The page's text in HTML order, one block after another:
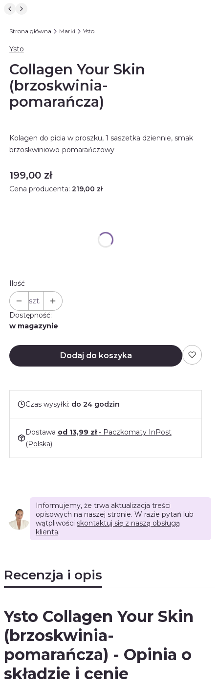
Strona główna Marki Ysto
Ysto
Collagen Your Skin
(brzoskwinia-
pomarańcza)
Kolagen do picia w proszku, 1 saszetka dziennie, smak
brzoskwiniowo-pomarańczowy
Cena
199,00 zł
Cena producenta: 219,00 zł
Ilość
szt.
Dostępność:
w magazynie
Dodaj do koszyka
Czas wysyłki: do 24 godzin
Dostawa od 13,99 zł- Paczkomaty InPost
(Polska)
Informujemy, że trwa aktualizacja treści
opisowych na naszej stronie. W razie pytań lub
wątpliwości skontaktuj się z naszą obsługą
klienta.
Recenzja i opis
Ysto Collagen Your Skin
(brzoskwinia-
pomarańcza) - Opinia o
składzie i cenie